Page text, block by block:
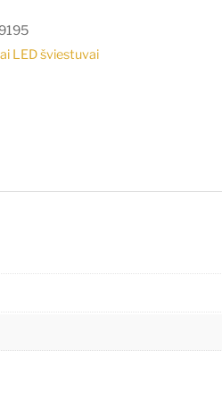
LED šviestuvai